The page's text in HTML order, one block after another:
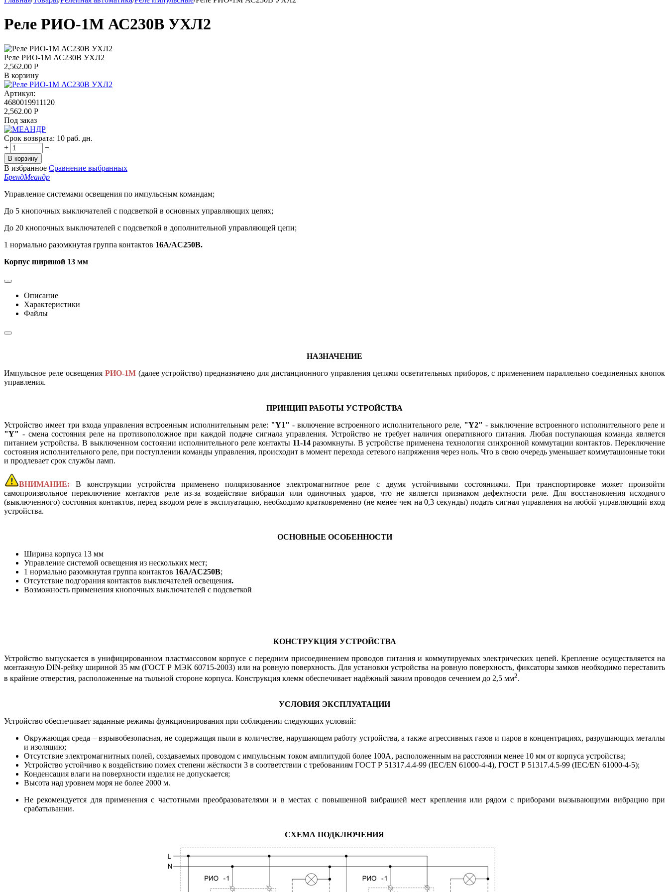
Реле РИО-1М АС230В УХЛ2
Реле РИО-1М АС230В УХЛ2
2,562.00 Р
В корзину
Артикул:
4680019911120
2,562.00 Р
Под заказ
Срок возврата: 10 раб. дн.
+
−
В корзину
В избранное Сравнение выбранных
БрендМеандр
Управление системами освещения по импульсным командам;
До 5 кнопочных выключателей с подсветкой в основных управляющих цепях;
До 20 кнопочных выключателей с подсветкой в дополнительной управляющей цепи;
1 нормально разомкнутая группа контактов 16А/AC250В.
Корпус шириной 13 мм
Описание
Характеристики
Файлы
НАЗНАЧЕНИЕ
Импульсное реле освещения РИО-1М(далее устройство) предназначено для дистанционного управления цепями осветительных приборов, с применением параллельно соединенных кнопок
управления.
ПРИНЦИП РАБОТЫ УСТРОЙСТВА
Устройство имеет три входа управления встроенным исполнительным реле: "Y1" - включение встроенного исполнительного реле, "Y2" - выключение встроенного исполнительного реле и
"Y" - смена состояния реле на противоположное при каждой подаче сигнала управления. Устройство не требует наличия оперативного питания. Любая поступающая команда является
питанием устройства. В выключенном состоянии исполнительного реле контакты 11-14разомкнуты. В устройстве применена технология синхронной коммутации контактов. Переключение
состояния исполнительного реле, при поступлении команды управления, происходит в момент перехода сетевого напряжения через ноль. Что в свою очередь уменьшает коммутационные токи
и продлевает срок службы ламп.
ВНИМАНИЕ:В конструкции устройства применено поляризованное электромагнитное реле с двумя устойчивыми состояниями. При транспортировке может произойти
самопроизвольное переключение контактов реле из-за воздействие вибрации или одиночных ударов, что не является признаком дефектности реле. Для восстановления исходного
(выключенного) состояния контактов, перед вводом реле в эксплуатацию, необходимо кратковременно (не менее чем на 0,3 секунды) подать сигнал управления на любой управляющий вход
устройства.
ОСНОВНЫЕ ОСОБЕННОСТИ
Ширина корпуса 13 мм
Управление системой освещения из нескольких мест;
1 нормально разомкнутая группа контактов 16А/AC250В;
Отсутствие подгорания контактов выключателей освещения.
Возможность применения кнопочных выключателей с подсветкой
КОНСТРУКЦИЯ УСТРОЙСТВА
Устройство выпускается в унифицированном пластмассовом корпусе с передним присоединением проводов питания и коммутируемых электрических цепей. Крепление осуществляется на
монтажную DIN-рейку шириной 35 мм (ГОСТ Р МЭК 60715-2003) или на ровную поверхность. Для установки устройства на ровную поверхность, фиксаторы замков необходимо переставить
в крайние отверстия, расположенные на тыльной стороне корпуса. Конструкция клемм обеспечивает надёжный зажим проводов сечением до 2,5 мм2.
УСЛОВИЯ ЭКСПЛУАТАЦИИ
Устройство обеспечивает заданные режимы функционирования при соблюдении следующих условий:
Окружающая среда – взрывобезопасная, не содержащая пыли в количестве, нарушающем работу устройства, а также агрессивных газов и паров в концентрациях, разрушающих металлы
и изоляцию;
Отсутствие электромагнитных полей, создаваемых проводом с импульсным током амплитудой более 100А, расположенным на расстоянии менее 10 мм от корпуса устройства;
Устройство устойчиво к воздействию помех степени жёсткости 3 в соответствии с требованиям ГОСТ Р 51317.4.4-99 (IEC/EN 61000-4-4), ГОСТ Р 51317.4.5-99 (IEC/EN 61000-4-5);
Конденсация влаги на поверхности изделия не допускается;
Высота над уровнем моря не более 2000 м.
Не рекомендуется для применения с частотными преобразователями и в местах с повышенной вибрацией мест крепления или рядом с приборами вызывающими вибрацию при
срабатывании.
СХЕМА ПОДКЛЮЧЕНИЯ